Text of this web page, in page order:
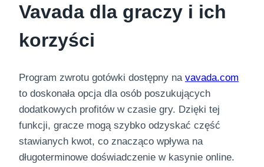
Vavada dla graczy i ich
korzyści
Program zwrotu gotówki dostępny na vavada.com
to doskonała opcja dla osób poszukujących
dodatkowych profitów w czasie gry. Dzięki tej
funkcji, gracze mogą szybko odzyskać część
stawianych kwot, co znacząco wpływa na
długoterminowe doświadczenie w kasynie online.